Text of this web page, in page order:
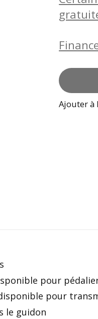
Ajouter à
pour
pour
le guidon